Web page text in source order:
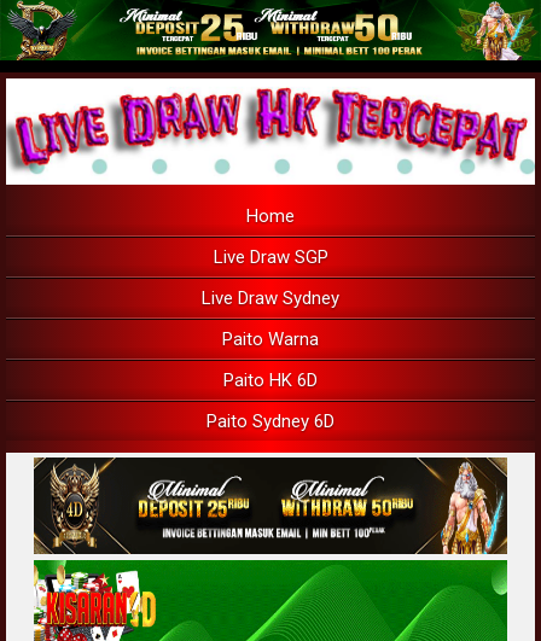
Home
Live Draw SGP
Live Draw Sydney
Paito Warna
Paito HK 6D
Paito Sydney 6D